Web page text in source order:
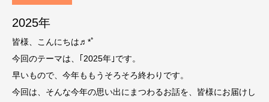
2025年
皆様、こんにちは♬*ﾟ
今回のテーマは、｢2025年｣です。
早いもので、今年ももうそろそろ終わりです。
今回は、そんな今年の思い出にまつわるお話を、皆様にお届けし